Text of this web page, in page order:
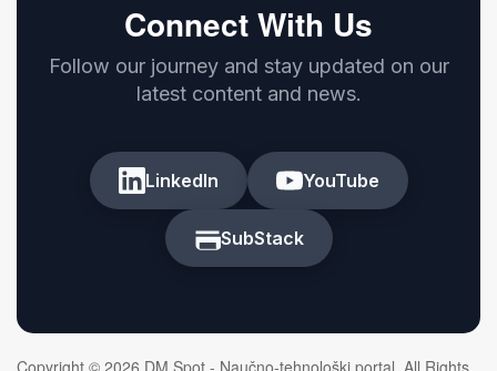
Connect With Us
Follow our journey and stay updated on our
latest content and news.
LinkedIn YouTube
SubStack